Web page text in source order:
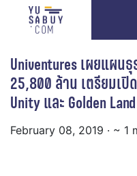
Univentures เผยแผน
25,800 ล้าน เตรียมเปิ
Unity และ Golden
February 08, 2019 · ~ 1